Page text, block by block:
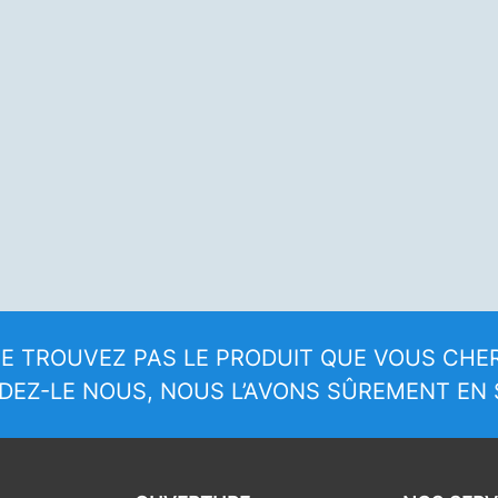
TROUVEZ PAS LE PRODUIT QUE VOUS
LE NOUS, NOUS L’AVONS SÛREMENT EN